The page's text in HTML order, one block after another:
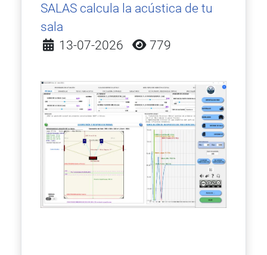
SALAS calcula la acústica de tu
sala
Detalles
13-07-2026 779